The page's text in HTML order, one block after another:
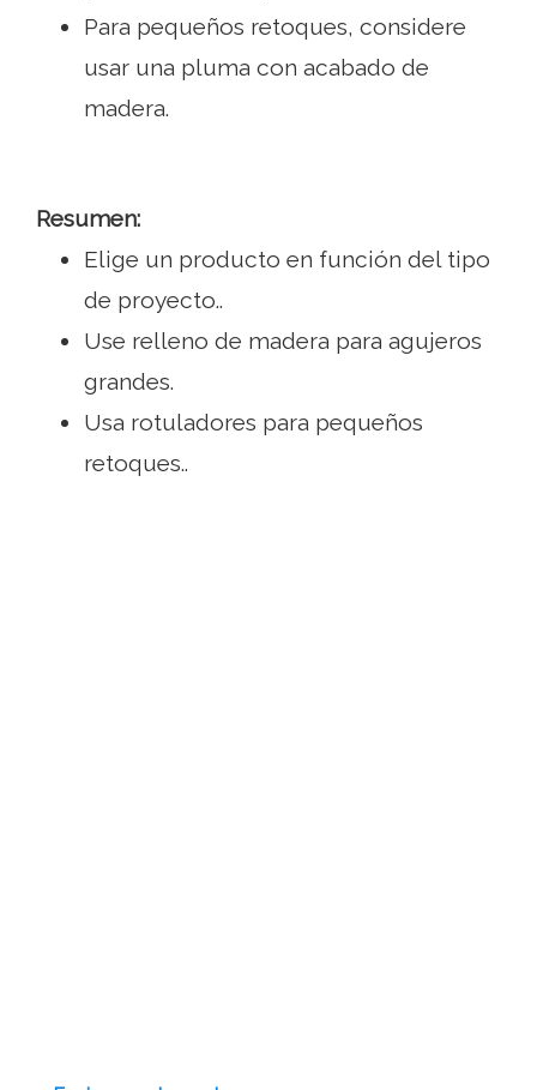
Para pequeños retoques, considere
usar una pluma con acabado de
madera.
Resumen:
Elige un producto en función del tipo
de proyecto..
Use relleno de madera para agujeros
grandes.
Usa rotuladores para pequeños
retoques..